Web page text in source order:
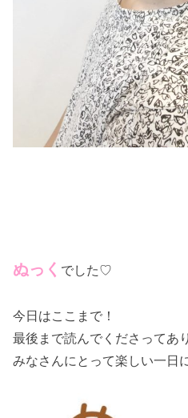
ぬっく でした♡
今日はここまで！
最後まで読んでくださってあ
みなさんにとって楽しい一日